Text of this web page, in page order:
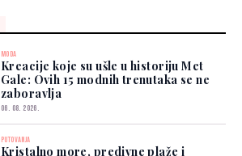
MODA
Kreacije koje su ušle u historiju Met
Gale: Ovih 15 modnih trenutaka se ne
zaboravlja
06. 08. 2026.
PUTOVANJA
Kristalno more, predivne plaže i